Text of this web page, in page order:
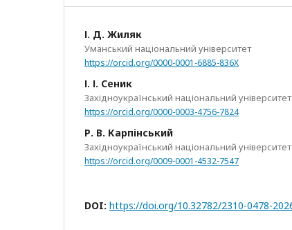
І. Д. Жиляк
Уманський національний університет
https://orcid.org/0000-0001-6885-836X
І. І. Сеник
Західноукраїнський національний університет
https://orcid.org/0000-0003-4756-7824
Р. В. Карпінський
Західноукраїнський національний університет
https://orcid.org/0009-0001-4532-7547
DOI: https://doi.org/10.32782/2310-0478-